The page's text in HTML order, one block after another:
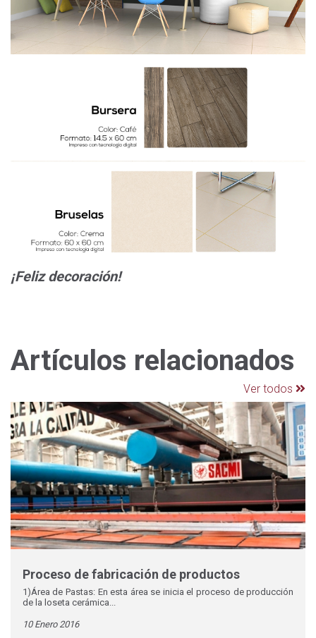
¡Feliz decoración!
Artículos relacionados
Ver todos
Proceso de fabricación de productos
1)Área de Pastas: En esta área se inicia el proceso de producción
de la loseta cerámica...
10 Enero 2016